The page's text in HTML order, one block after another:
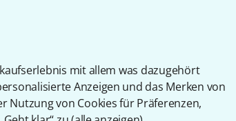
mit allem was dazugehört
Anzeigen und das Merken von
Nutzung von Cookies für Präferenzen,
mm
Rose